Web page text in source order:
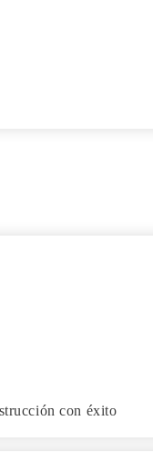
con éxito